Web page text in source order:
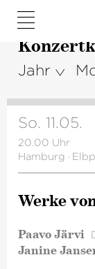
Jahr
So. 11.05.
20.00 Uhr
Hamburg ·
Werke
Paavo Järvi
Janine